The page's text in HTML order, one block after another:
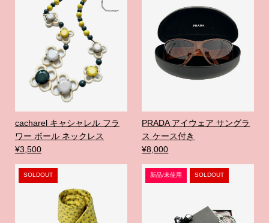
cacharel キャシャレル フラ
ワー ボール ネックレス
¥3,500
PRADA アイウェア サングラ
ス ケース付き
¥8,000
SOLDOUT 新品/未使用 SOLDOUT